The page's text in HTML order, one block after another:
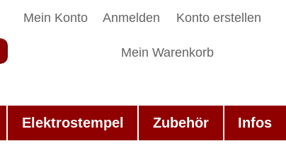
Mein Konto Anmelden Konto erstellen
Mein Warenkorb
Elektrostempel Zubehör Infos